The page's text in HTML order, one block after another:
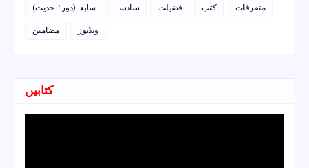
سابعہ(دورہٌ حدیث)
سادسہ فضیلت کتب
متفرقات
مضامین
ویڈیوز
کتابیں